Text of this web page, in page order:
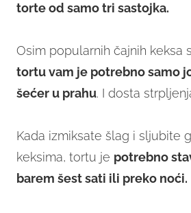
torte od samo tri sastojka.
Osim popularnih čajnih keksa
tortu vam je potrebno samo
šećer u prahu. I dosta
Kada izmiksate šlag i sljubite
keksima, tortu je potrebno
barem šest sati ili preko noći.